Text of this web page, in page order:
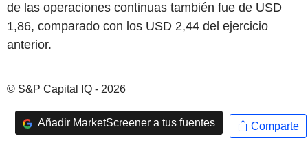
de las operaciones continuas también fue de USD
1,86, comparado con los USD 2,44 del ejercicio
anterior.
© S&P Capital IQ - 2026
Añadir MarketScreener a tus fuentes Comparte